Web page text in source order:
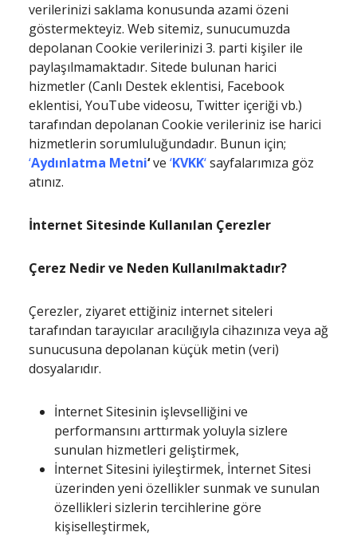
verilerinizi saklama konusunda azami özeni
göstermekteyiz. Web sitemiz, sunucumuzda
depolanan Cookie verilerinizi 3. parti kişiler ile
paylaşılmamaktadır. Sitede bulunan harici
hizmetler (Canlı Destek eklentisi, Facebook
eklentisi, YouTube videosu, Twitter içeriği vb.)
tarafından depolanan Cookie verileriniz ise harici
hizmetlerin sorumluluğundadır. Bunun için;
‘Aydınlatma Metni‘ve ‘KVKK‘sayfalarımıza göz
atınız.
İnternet Sitesinde Kullanılan Çerezler
Çerez Nedir ve Neden Kullanılmaktadır?
Çerezler, ziyaret ettiğiniz internet siteleri
tarafından tarayıcılar aracılığıyla cihazınıza veya ağ
sunucusuna depolanan küçük metin (veri)
dosyalarıdır.
İnternet Sitesinin işlevselliğini ve
performansını arttırmak yoluyla sizlere
sunulan hizmetleri geliştirmek,
İnternet Sitesini iyileştirmek, İnternet Sitesi
üzerinden yeni özellikler sunmak ve sunulan
özellikleri sizlerin tercihlerine göre
kişiselleştirmek,